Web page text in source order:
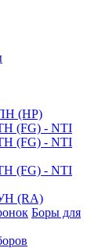
(HP)
(FG) - NTI
(FG) - NTI
(FG) - NTI
(RA)
Боры для